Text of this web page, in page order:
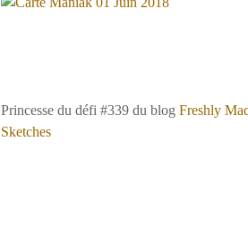
Princesse du défi #339 du blog Freshly
Sketches